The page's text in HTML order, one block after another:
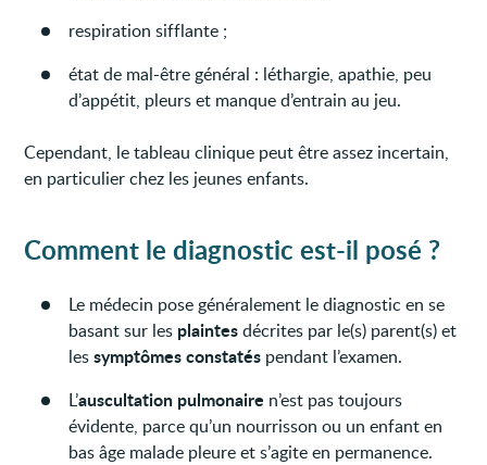
respiration sifflante ;
état de mal-être général : léthargie, apathie, peu
d’appétit, pleurs et manque d’entrain au jeu.
Cependant, le tableau clinique peut être assez incertain,
en particulier chez les jeunes enfants.
Comment le diagnostic est-il posé ?
Le médecin pose généralement le diagnostic en se
basant sur les plaintesdécrites par le(s) parent(s) et
lessymptômes constatés pendant l’examen.
L’auscultation pulmonaire n’est pas toujours
évidente, parce qu’un nourrisson ou un enfant en
bas âge malade pleure et s’agite en permanence.